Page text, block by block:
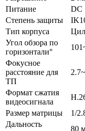
Питание
DC
Степень защиты
Тип корпуса
Угол обзора по
горизонтали°
Фокусное
расстояние для
ТП
Формат сжатия
видеосигнала
Размер матрицы
1/
Дальность
80